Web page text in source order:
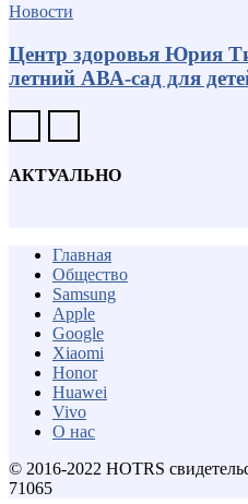
Новости
Центр здоровья Юрия
летний АВА-сад для
АКТУАЛЬНО
Главная
Общество
Samsung
Apple
Google
Xiaomi
Honor
Huawei
Vivo
О нас
© 2016-2022 HOTRS
71065